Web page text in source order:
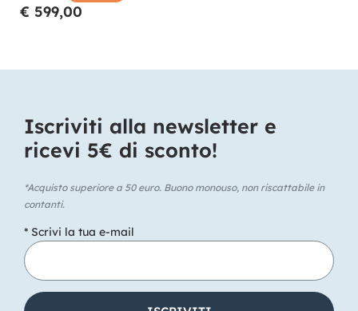
€ 599,00
Iscriviti alla newsletter e
ricevi 5€ di sconto!​
*Acquisto superiore a 50 euro. Buono monouso, non riscattabile in
contanti.
* Scrivi la tua e-mail